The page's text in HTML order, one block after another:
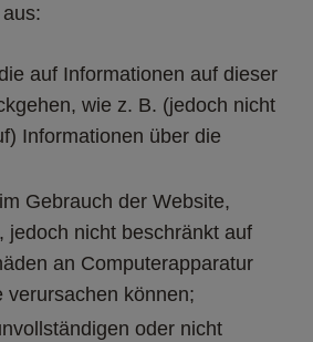
auf Informationen auf dieser
wie z. B. (jedoch nicht
Informationen über die
Gebrauch der Website,
jedoch nicht beschränkt auf
an Computerapparatur
verursachen können;
oder nicht